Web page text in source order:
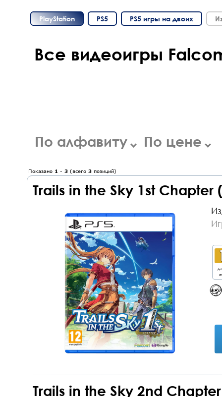
PlayStation PS5 PS5 игры на двоих
Все видеоигры
По алфавиту По цене
Показано 1 - 3 (всего 3 позиций)
Trails in the Sky 1st Chapter
Trails in the Sky 2nd